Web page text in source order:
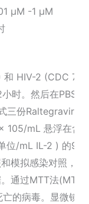
μM -1 μM
和 HIV-2 (CDC
时。然后在PBS中
三份Raltegravir 浓
105/mL 悬浮在含
位/mL IL-2 ) 的96
模拟感染对照，用
通过MTT法(MT-
的病毒。显微镜